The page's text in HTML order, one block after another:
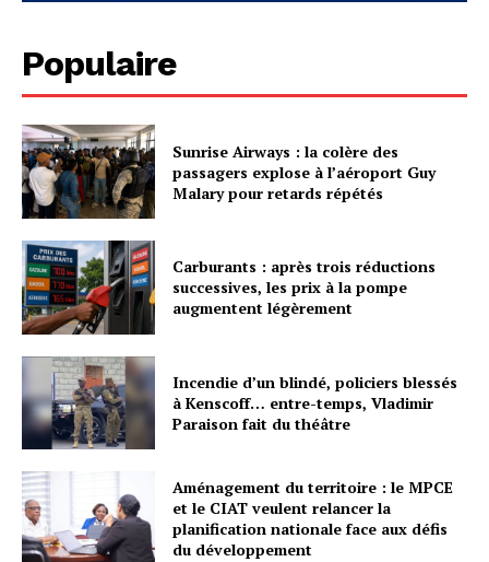
Populaire
Sunrise Airways : la colère des
passagers explose à l’aéroport Guy
Malary pour retards répétés
Carburants : après trois réductions
successives, les prix à la pompe
augmentent légèrement
Incendie d’un blindé, policiers blessés
à Kenscoff… entre-temps, Vladimir
Paraison fait du théâtre
Aménagement du territoire : le MPCE
et le CIAT veulent relancer la
planification nationale face aux défis
du développement